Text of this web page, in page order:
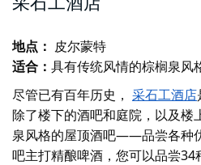
地点： 皮尔蒙特
适合： 具有传统风情的棕榈泉风
尽管已有百年历史， 采石工酒店
除了楼下的酒吧和庭院，以及楼
泉风格的屋顶酒吧——品尝各种
吧主打精酿啤酒，您可以品尝